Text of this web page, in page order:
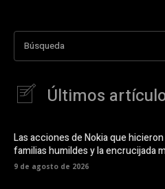
Búsqueda
Últimos
Las acciones de Nokia que
familias humildes y la encrucijada
9 de agosto de 2026